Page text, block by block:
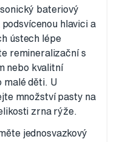
bateriový
hlavici a
ústech lépe
remineralizační s
nebo kvalitní
malé děti. U
množství pasty na
zrna rýže.
jednosvazkový